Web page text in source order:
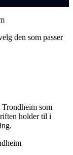
den som passer
som
holder til i